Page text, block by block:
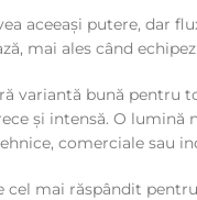
aceeași putere, dar
mai ales când
variantă bună
și intensă. O lumină
comerciale sau
cel mai răspândit